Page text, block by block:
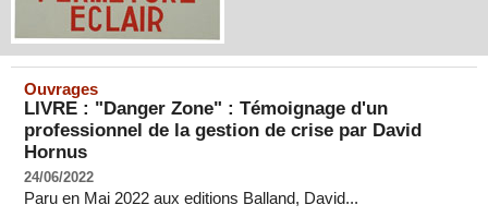
Ouvrages
LIVRE : "Danger Zone" : Témoignage d'un
professionnel de la gestion de crise par David
Hornus
24/06/2022
Paru en Mai 2022 aux editions Balland, David...